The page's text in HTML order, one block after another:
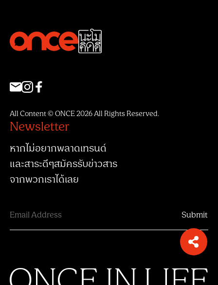
All Content © ONCE 2026 All Rights Reserved.
Newsletter
หากไม่อยากพลาดเทรนด์
และสาระดีๆสมัครรับข่าวสาร
จากพวกเราได้เลย